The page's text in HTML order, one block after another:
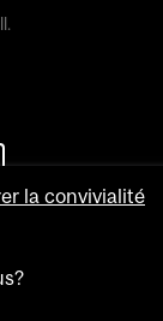
la convivialité